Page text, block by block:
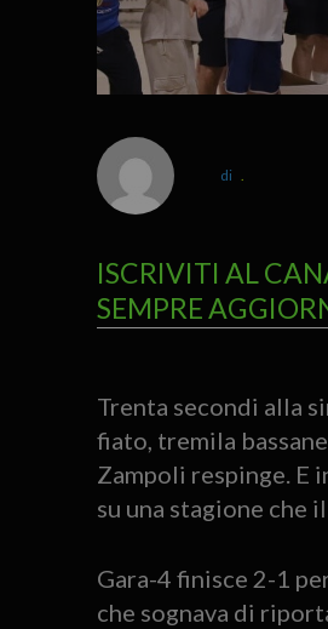
.
ISCRIVITI AL
SEMPRE
Trenta secondi alla
fiato, tremila
Zampoli respinge. E
su una stagione che
Gara-4 finisce 2-1
che sognava di